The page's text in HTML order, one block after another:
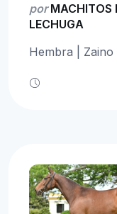
porMACHITOS
LECHUGA
Hembra | Zaino